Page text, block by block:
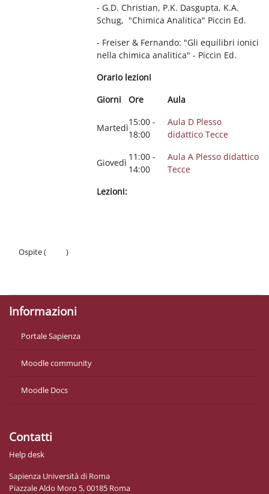
- G.D. Christian, P.K. Dasgupta, K.A.
Schug, "Chimica Analitica" Piccin Ed.
- Freiser & Fernando: "Gli equilibri ionici
nella chimica analitica" - Piccin Ed.
Orario lezioni
Giorni
Ore Aula
Martedì
15:00 -
18:00
Aula D Plesso
didattico Tecce
Giovedì
11:00 -
14:00
Aula A Plesso didattico
Tecce
Lezioni:
Ospite (
)
Informazioni
Portale Sapienza
Moodle community
Moodle Docs
Contatti
Help desk
Sapienza Università di Roma
Piazzale Aldo Moro 5, 00185 Roma